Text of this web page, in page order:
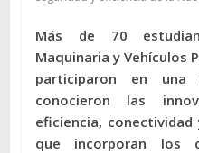
Más de 70
Maquinaria y Vehículos
participaron en una
conocieron las
eficiencia,
que incorporan los